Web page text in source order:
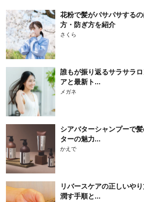
花粉で髪がパサパサする
方・防ぎ方を紹介
さくら
誰もが振り返るサラサラ
アと最新ト...
メガネ
シアバターシャンプーで
ターの魅力...
かえで
リバースケアの正しいや
潤す手順と...